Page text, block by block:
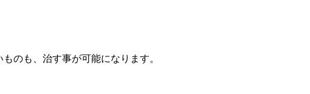
のも、治す事が可能になります。